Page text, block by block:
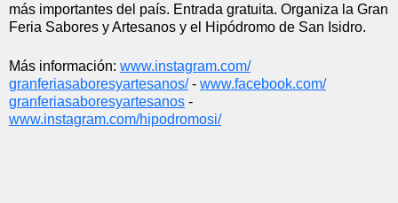
más importantes del país. Entrada gratuita. Organiza la Gran
Feria Sabores y Artesanos y el Hipódromo de San Isidro.
Más información: www.instagram.com/
granferiasaboresyartesanos/ - www.facebook.com/
granferiasaboresyartesanos
www.instagram.com/hipodromosi/